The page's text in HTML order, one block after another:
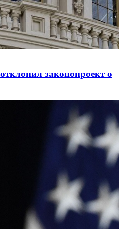
законопроект о